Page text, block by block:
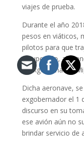
viajes de prueba.
Durante el año
pesos en viáticos,
pilotos para que
recuperado, al
el exgobernador
Dicha aeronave,
exgobernador el 1
discurso en su
ese avión aún no
brindar servicio de